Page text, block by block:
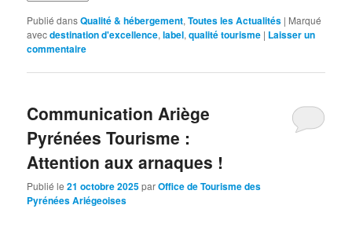
Publié dansQualité & hébergement,Toutes les Actualités | Marqué
avecdestination d'excellence,label,qualité tourisme | Laisser un
commentaire
Communication Ariège
Pyrénées Tourisme :
Attention aux arnaques !
Publié le21 octobre 2025parOffice de Tourisme des
Pyrénées Ariégeoises